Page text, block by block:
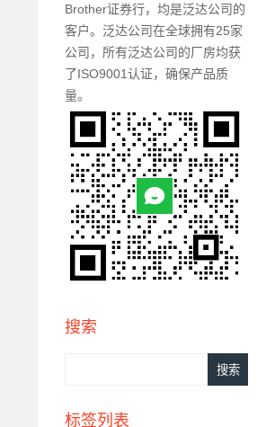
Brother证券行，均是泛达公司的
客户。泛达公司在全球拥有25家
公司，所有泛达公司的厂房均获
了ISO9001认证，确保产品质
量。
搜索
标签列表